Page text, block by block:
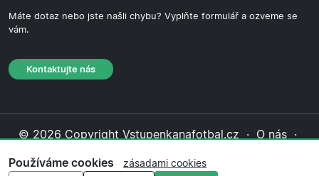
Máte dotaz nebo jste našli chybu? Vyplňte formulář a ozveme se
vám.
Kontaktujte nás
© 2026 Copyright Vstupenkanafotbal.cz · O nás ·
cookies·Redakční zásady
Používáme cookies zásadami cookies